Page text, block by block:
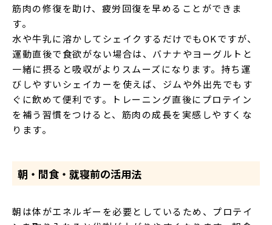
筋肉の修復を助け、疲労回復を早めることができま
す。
水や牛乳に溶かしてシェイクするだけでもOKですが、
運動直後で食欲がない場合は、バナナやヨーグルトと
一緒に摂ると吸収がよりスムーズになります。持ち運
びしやすいシェイカーを使えば、ジムや外出先でもす
ぐに飲めて便利です。トレーニング直後にプロテイン
を補う習慣をつけると、筋肉の成長を実感しやすくな
ります。
朝・間食・就寝前の活用法
朝は体がエネルギーを必要としているため、プロテイ